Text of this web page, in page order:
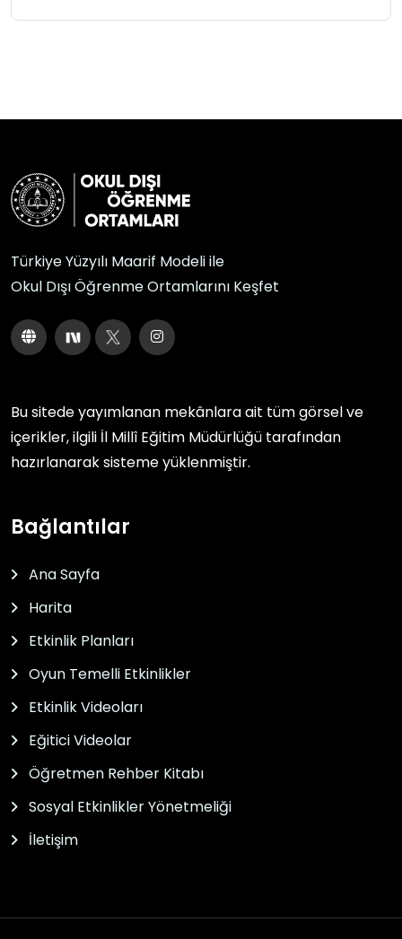
Türkiye Yüzyılı Maarif Modeli ile
Okul Dışı Öğrenme Ortamlarını Keşfet
Bu sitede yayımlanan mekânlara ait tüm görsel ve
içerikler, ilgili İl Millî Eğitim Müdürlüğü tarafından
hazırlanarak sisteme yüklenmiştir.
Bağlantılar
Ana Sayfa
Harita
Etkinlik Planları
Oyun Temelli Etkinlikler
Etkinlik Videoları
Eğitici Videolar
Öğretmen Rehber Kitabı
Sosyal Etkinlikler Yönetmeliği
İletişim